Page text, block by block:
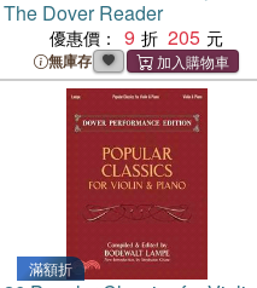
The Dover Reader
優惠價： 9 205
無庫存
滿額折